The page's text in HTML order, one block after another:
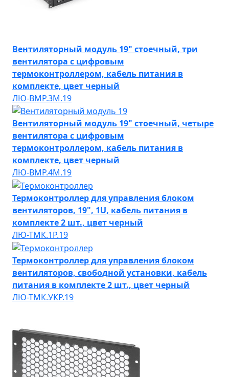
Вентиляторный модуль 19" стоечный, три
вентилятора с цифровым
термоконтроллером, кабель питания в
комплекте, цвет черный
ЛЮ-ВМР.3М.19
Вентиляторный модуль 19" стоечный, четыре
вентилятора с цифровым
термоконтроллером, кабель питания в
комплекте, цвет черный
ЛЮ-ВМР.4М.19
Термоконтроллер для управления блоком
вентиляторов, 19", 1U, кабель питания в
комплекте 2 шт., цвет черный
ЛЮ-ТМК.1Р.19
Термоконтроллер для управления блоком
вентиляторов, свободной установки, кабель
питания в комплекте 2 шт., цвет черный
ЛЮ-ТМК.УКР.19